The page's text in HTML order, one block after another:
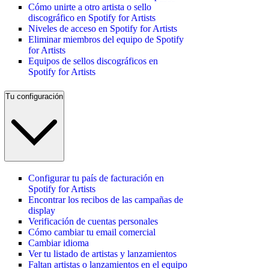
Cómo unirte a otro artista o sello
discográfico en Spotify for Artists
Niveles de acceso en Spotify for Artists
Eliminar miembros del equipo de Spotify
for Artists
Equipos de sellos discográficos en
Spotify for Artists
Tu configuración
Configurar tu país de facturación en
Spotify for Artists
Encontrar los recibos de las campañas de
display
Verificación de cuentas personales
Cómo cambiar tu email comercial
Cambiar idioma
Ver tu listado de artistas y lanzamientos
Faltan artistas o lanzamientos en el equipo